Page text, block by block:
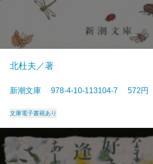
北杜夫／著
新潮文庫 978-4-10-113104-7 572円
文庫電子書籍あり